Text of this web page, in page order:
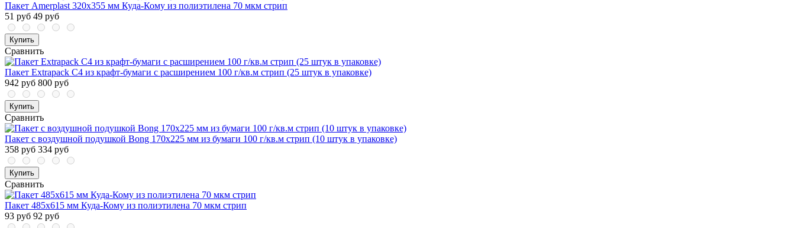
Пакет Amerplast 320x355 мм Куда-Кому из полиэтилена 70 мкм стрип
51 руб 49 руб
Купить
Сравнить
Пакет Extrapack С4 из крафт-бумаги с расширением 100 г/кв.м стрип (25 штук в упаковке)
942 руб 800 руб
Купить
Сравнить
Пакет с воздушной подушкой Bong 170x225 мм из бумаги 100 г/кв.м стрип (10 штук в упаковке)
358 руб 334 руб
Купить
Сравнить
Пакет 485x615 мм Куда-Кому из полиэтилена 70 мкм стрип
93 руб 92 руб